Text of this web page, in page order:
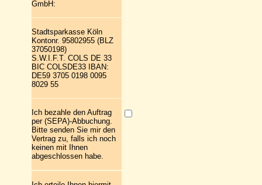
GmbH:
Stadtsparkasse Köln
Kontonr. 95802955 (BLZ
37050198)
S.W.I.F.T. COLS DE 33
BIC COLSDE33 IBAN:
DE59 3705 0198 0095
8029 55
Ich bezahle den Auftrag
per (SEPA)-Abbuchung.
Bitte senden Sie mir den
Vertrag zu, falls ich noch
keinen mit Ihnen
abgeschlossen habe.